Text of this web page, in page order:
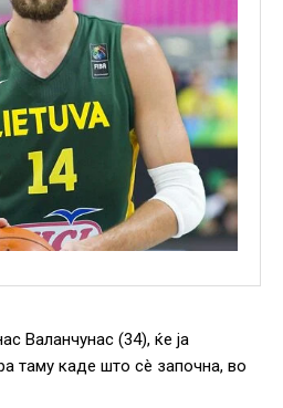
Валанчунас (34), ќе ја
таму каде што сè започна, во